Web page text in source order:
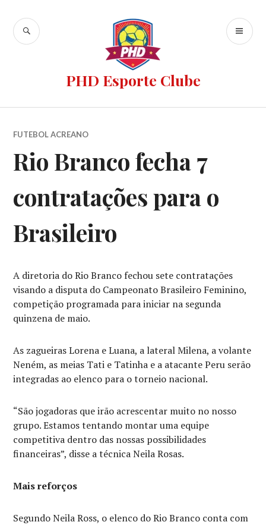
PHD Esporte Clube
FUTEBOL ACREANO
Rio Branco fecha 7
contratações para o
Brasileiro
A diretoria do Rio Branco fechou sete contratações
visando a disputa do Campeonato Brasileiro Feminino,
competição programada para iniciar na segunda
quinzena de maio.
As zagueiras Lorena e Luana, a lateral Milena, a volante
Neném, as meias Tati e Tatinha e a atacante Peru serão
integradas ao elenco para o torneio nacional.
“São jogadoras que irão acrescentar muito no nosso
grupo. Estamos tentando montar uma equipe
competitiva dentro das nossas possibilidades
financeiras”, disse a técnica Neila Rosas.
Mais reforços
Segundo Neila Ross, o elenco do Rio Branco conta com